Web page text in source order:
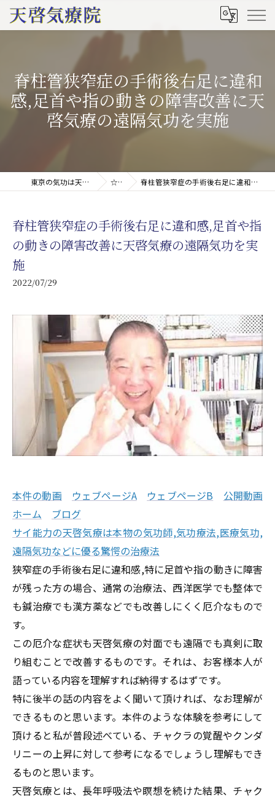
脊柱管狭窄症の手術後右足に違和
感,足首や指の動きの障害改善に天
啓気療の遠隔気功を実施
東京の気功は天啓気療院(天啓気功療法治療院) ☆ブログ 脊柱管狭窄症の手術後右足に違和感,足首や指の動きの障害改善に天啓気療の遠隔気功を実施
脊柱管狭窄症の手術後右足に違和感,足首や指
の動きの障害改善に天啓気療の遠隔気功を実
施
2022/07/29
本件の動画 ウェブページA ウェブページB
公開動画
ホーム
ブログ
サイ能力の天啓気療は本物の気功師,気功療法,医療気功,
遠隔気功などに優る驚愕の治療法
狭窄症の手術後右足に違和感,特に足首や指の動きに障害
が残った方の場合、通常の治療法、西洋医学でも整体で
も鍼治療でも漢方薬などでも改善しにくく厄介なもので
す。
この厄介な症状も天啓気療の対面でも遠隔でも真剣に取
り組むことで改善するものです。それは、お客様本人が
語っている内容を理解すれば納得するはずです。
特に後半の話の内容をよく聞いて頂ければ、なお理解が
できるものと思います。本件のような体験を参考にして
頂けると私が普段述べている、チャクラの覚醒やクンダ
リニーの上昇に対して参考になるでしょうし理解もでき
るものと思います。
天啓気療とは、長年呼吸法や瞑想を続けた結果、チャク